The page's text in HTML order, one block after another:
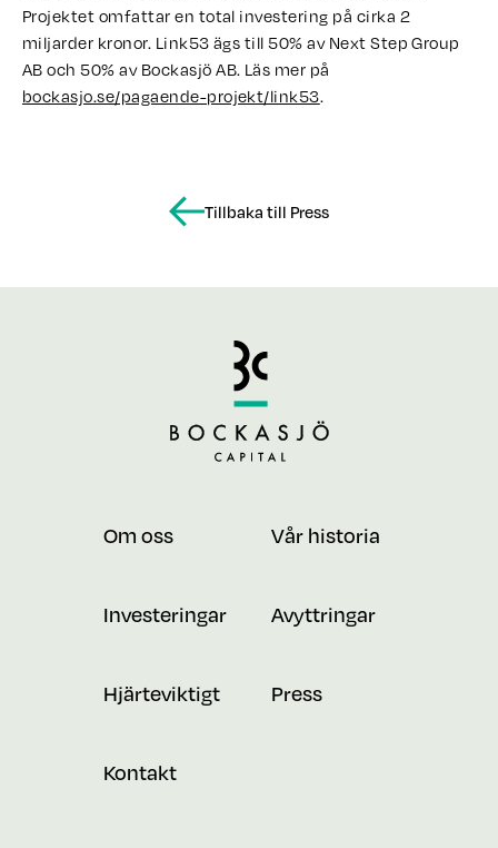
Projektet omfattar en total investering på cirka 2
miljarder kronor. Link53 ägs till 50% av Next Step Group
AB och 50% av Bockasjö AB. Läs mer på
bockasjo.se/pagaende-projekt/link53.
Tillbaka till Press
Om oss Vår historia
Investeringar Avyttringar
Hjärteviktigt Press
Kontakt